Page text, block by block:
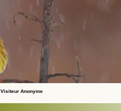
Visiteur Anonyme